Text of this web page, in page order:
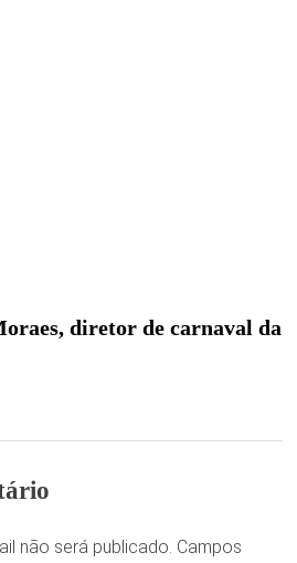
diretor de carnaval da
não será publicado. Campos